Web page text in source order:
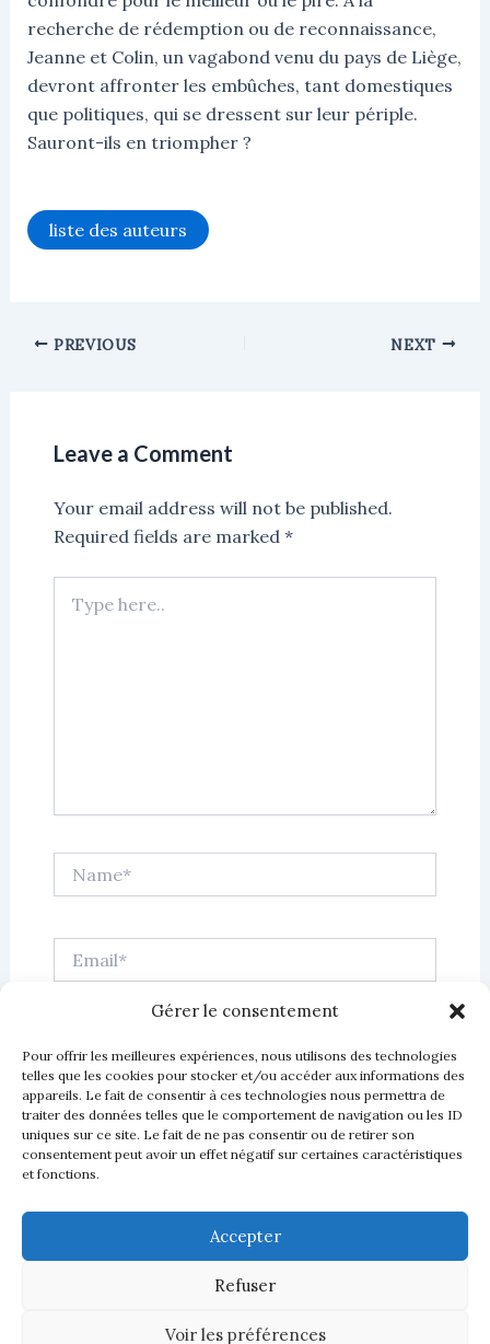
Gérer le consentement
Pour offrir les meilleures expériences, nous utilisons des technologies
telles que les cookies pour stocker et/ou accéder aux informations des
appareils. Le fait de consentir à ces technologies nous permettra de
traiter des données telles que le comportement de navigation ou les ID
uniques sur ce site. Le fait de ne pas consentir ou de retirer son
consentement peut avoir un effet négatif sur certaines caractéristiques
et fonctions.
Accepter
Refuser
Voir les préférences
recherche de rédemption ou de reconnaissance,
Jeanne et Colin, un vagabond venu du pays de Liège,
devront affronter les embûches, tant domestiques
que politiques, qui se dressent sur leur périple.
Sauront-ils en triompher ?
liste des auteurs
PREVIOUS NEXT
Leave a Comment
Your email address will not be published.
Required fields are marked *
here..